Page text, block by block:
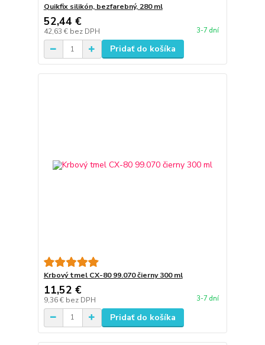
Quikfix silikón, bezfarebný, 280 ml
52,44 €
42,63 € bez DPH 3-7 dní
Pridať do košíka
Krbový tmel CX-80 99.070 čierny 300 ml
11,52 €
9,36 € bez DPH 3-7 dní
Pridať do košíka